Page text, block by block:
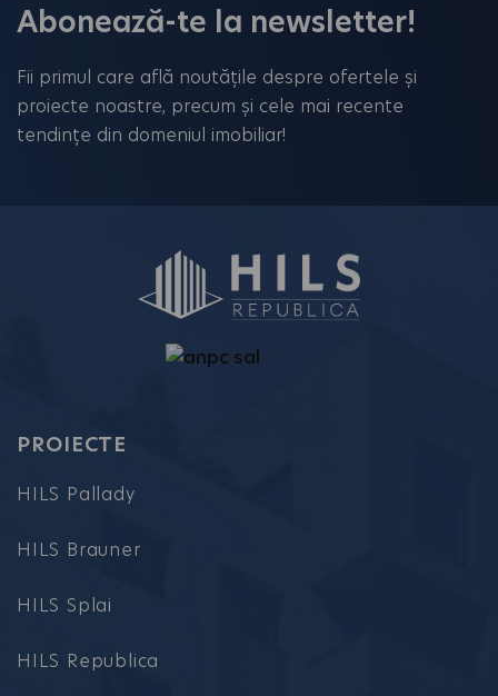
image
continue.
Abonează-te la newsletter!
Fii primul care află noutățile despre ofertele și
proiecte noastre, precum și cele mai recente
tendințe din domeniul imobiliar!
PROIECTE
HILS Pallady
HILS Brauner
HILS Splai
HILS Republica